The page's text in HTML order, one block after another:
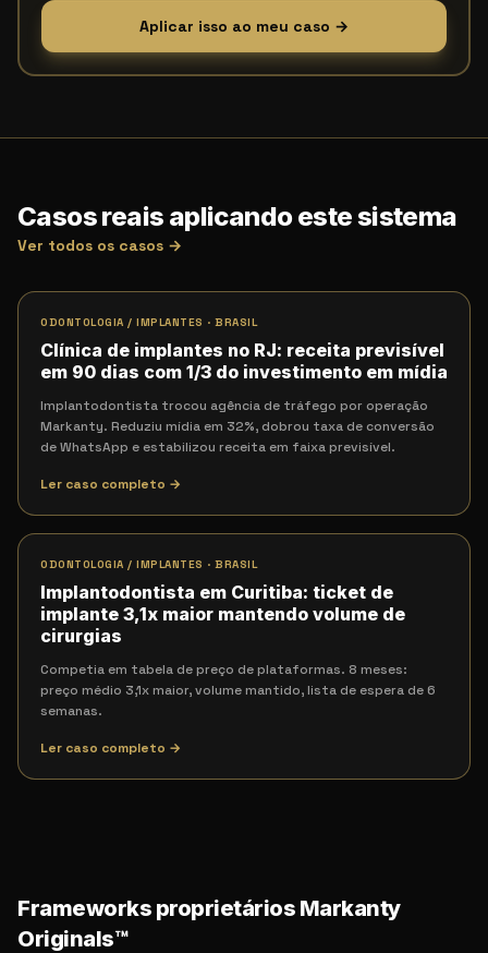
Aplicar isso ao meu caso →
Casos reais aplicando este sistema
Ver todos os casos →
ODONTOLOGIA / IMPLANTES · BRASIL
Clínica de implantes no RJ: receita previsível
em 90 dias com 1/3 do investimento em mídia
Implantodontista trocou agência de tráfego por operação
Markanty. Reduziu mídia em 32%, dobrou taxa de conversão
de WhatsApp e estabilizou receita em faixa previsível.
Ler caso completo →
ODONTOLOGIA / IMPLANTES · BRASIL
Implantodontista em Curitiba: ticket de
implante 3,1x maior mantendo volume de
cirurgias
Competia em tabela de preço de plataformas. 8 meses:
preço médio 3,1x maior, volume mantido, lista de espera de 6
semanas.
Ler caso completo →
Frameworks proprietários Markanty
Originals™